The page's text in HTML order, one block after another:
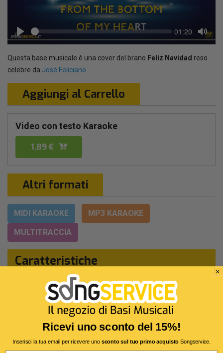
Play
Seek Current
time
01:20
Mute
Questa base musicale è una cover del brano Feliz Navidad reso
celebre da Josè Feliciano
Aggiungi al Carrello
Video con testo Karaoke
1,89 €
Altri formati
MIDI KARAOKE
MP3 KARAOKE
MULTITRACCIA
Caratteristiche
Interprete Originale:Josè Feliciano
Natalizio
J.Feliciano
3 Min 3 Sec
Segnatura:4/4
Ricevi uno sconto del 15%!
Inserisci la tua email per ricevere uno sconto sul tuo primo acquistoSongservice.